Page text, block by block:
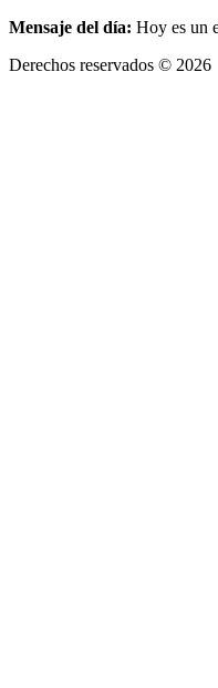
Mensaje del día: Hoy es un
Derechos reservados © 2026